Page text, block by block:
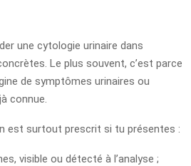
une cytologie urinaire dans
Le plus souvent, c’est parce
de symptômes urinaires ou
connue.
est surtout prescrit si tu présentes :
visible ou détecté à l’analyse ;